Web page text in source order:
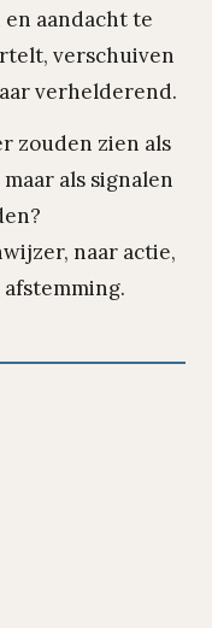
aandacht te
verschuiven
verhelderend.
zouden zien als
als signalen
naar actie,